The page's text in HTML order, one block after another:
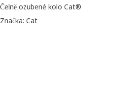
Čelně ozubené kolo Cat®
Značka: Cat